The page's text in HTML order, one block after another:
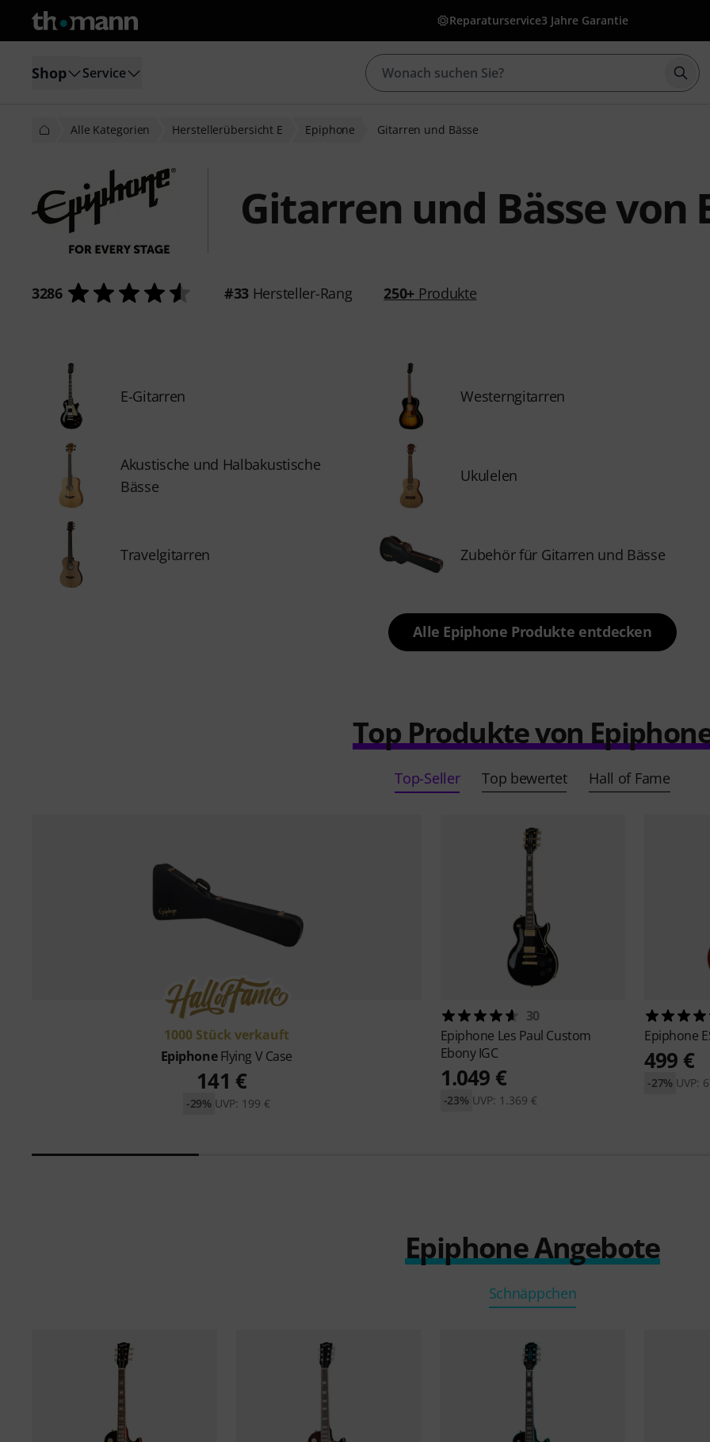
Reparaturservice3 Jahre Garantie
Shop Service
Alle Kategorien Herstellerübersicht E Epiphone Gitarren und Bässe
Gitarren und Bässe von
3286 #33Hersteller-Rang 250+ Produkte
E-Gitarren Westerngitarren
Akustische und Halbakustische
Bässe
Ukulelen
Travelgitarren Zubehör für Gitarren und Bässe
Alle Epiphone Produkte entdecken
Top Produkte von
Top-Seller Top bewertet Hall of Fame
1000 Stück verkauft
EpiphoneFlying V Case
141 €
UVP: 199 €
-29%
30
Epiphone Les Paul Custom
Ebony IGC
1.049 €
UVP: 1.369 €
-23%
Epiphone
499 €
UVP:
-27%
Epiphone Angebote
Schnäppchen